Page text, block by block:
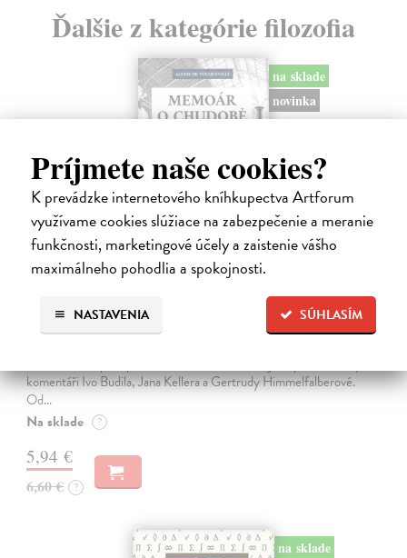
Príjmete naše cookies?
K prevádzke internetového kníhkupectva Artforum
využívame cookies slúžiace na zabezpečenie a meranie
funkčnosti, marketingové účely a zaistenie vášho
maximálneho pohodlia a spokojnosti.
SÚHLASÍM
NASTAVENIA
Ďalšie z kategórie filozofia
na sklade
novinka
Memoár o chudobě
komentáři Ivo Budila, Jana Kellera a Gertrudy Himmelfalberové.
Od…
Na sklade ?
5,94 €
6,60 € ?
na sklade